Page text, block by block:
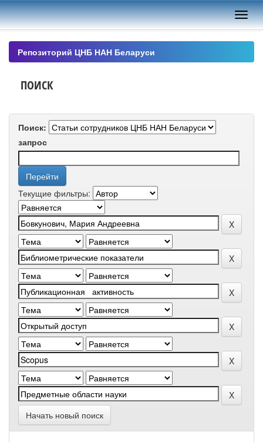
Skip
navigation
Репозиторий ЦНБ НАН Беларуси
ПОИСК
Поиск:
запрос
Текущие фильтры:
Начать новый поиск